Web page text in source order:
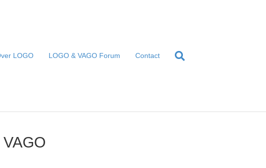
LOGO LOGO & VAGO Forum Contact